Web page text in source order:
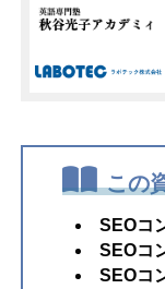
この
SEOコ
SEOコ
SEOコ